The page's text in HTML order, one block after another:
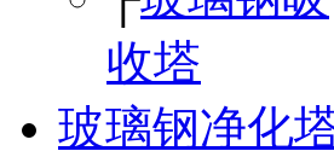
收塔
玻璃钢净化